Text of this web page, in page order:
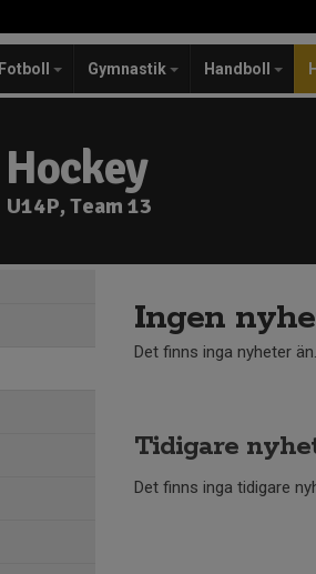
Fotboll Gymnastik Handboll
Hockey
U14P, Team 13
Ingen
Det finns inga nyheter än.
Tidigare
Det finns inga tidigare